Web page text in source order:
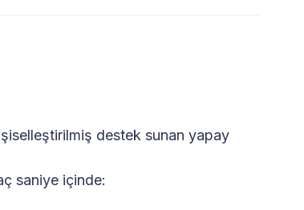
destek sunan yapay
saniye içinde: